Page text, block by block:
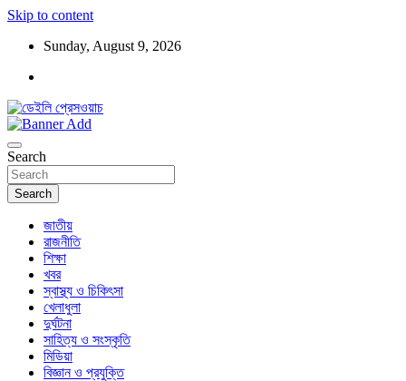
Skip to content
Sunday, August 9, 2026
ডেইলি প্রেসওয়াচ
Search
Search
জাতীয়
রাজনীতি
শিক্ষা
খবর
স্বাস্থ্য ও চিকিৎসা
খেলাধুলা
দুর্ঘটনা
সাহিত্য ও সংস্কৃতি
মিডিয়া
বিজ্ঞান ও প্রযুক্তি